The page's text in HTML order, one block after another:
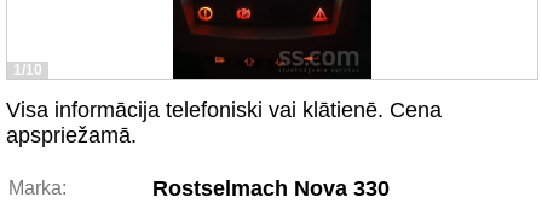
1/10
Visa informācija telefoniski vai klātienē. Cena
apspriežamā.
Marka: Rostselmach Nova 330